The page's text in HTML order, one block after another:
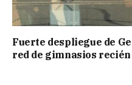
Fuerte despliegue de
red de gimnasios